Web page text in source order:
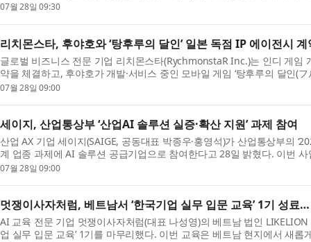
07월 28일 09:30
리치몬스타, 후야호와 ‘탕후루의 달인’ 일본 독점 IP 에이전시
글로벌 비즈니스 전문 기업 리치몬스타(RychmonstaR Inc.)는 인디 게임
약을 체결하고, 후야호가 개발·서비스 중인 모바일 게임 ‘탕후루의 달인(
07월 28일 09:00
세이지, 산업통상부 ‘산업AI 솔루션 실증·확산 지원’ 과제 참여
산업 AX 기업 세이지(SAIGE, 공동대표 박종우·홍영석)가 산업통상부의
계 업종 과제에 AI 솔루션 공급기업으로 참여한다고 28일 밝혔다. 이번
07월 28일 09:00
멋쟁이사자처럼, 베트남서 ‘한국기업 실무 입문 교육’ 1기 성료
AI 교육 전문 기업 멋쟁이사자처럼(대표 나성영)의 베트남 법인
업 실무 입문 교육’ 1기를 마무리했다. 이번 교육은 베트남 현지에서 새롭